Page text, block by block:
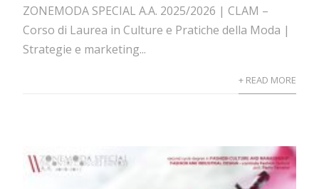
ZONEMODA SPECIAL A.A. 2025/2026 | CLAM –
Corso di Laurea in Culture e Pratiche della Moda |
Strategie e marketing...
+ READ MORE